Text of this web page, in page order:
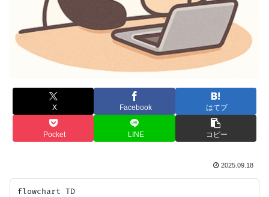
X Facebook はてブ
Pocket LINE コピー
2025.09.18
flowchart TD